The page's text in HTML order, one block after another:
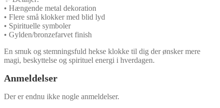
• Hængende metal dekoration
• Flere små klokker med blid lyd
• Spirituelle symboler
• Gylden/bronzefarvet finish
En smuk og stemningsfuld hekse klokke til dig der ønsker mere
magi, beskyttelse og spirituel energi i hverdagen.
Anmeldelser
Der er endnu ikke nogle anmeldelser.